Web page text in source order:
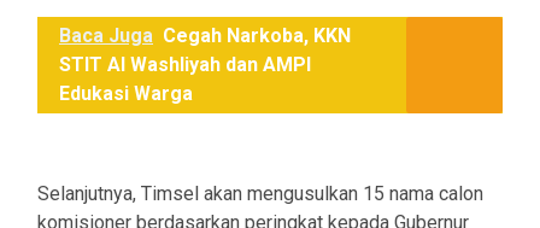
Baca Juga Cegah Narkoba, KKN
STIT Al Washliyah dan AMPI
Edukasi Warga
Selanjutnya, Timsel akan mengusulkan 15 nama calon
komisioner berdasarkan peringkat kepada Gubernur